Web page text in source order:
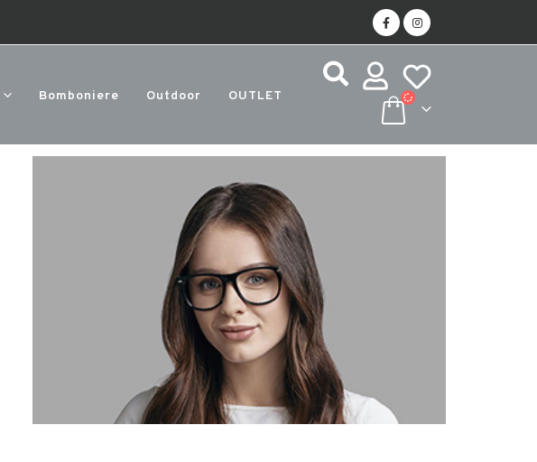
Bomboniere Outdoor OUTLET